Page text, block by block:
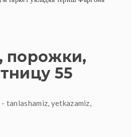
порожки,
55
tanlashamiz, yetkazamiz,